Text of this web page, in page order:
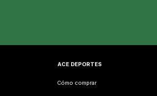
ACE DEPORTES
Cómo comprar